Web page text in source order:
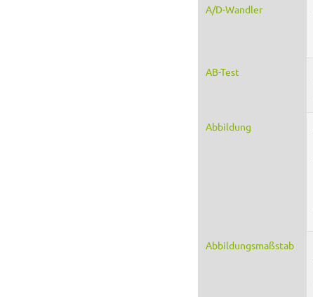
A/D-Wandler
AB-Test
Abbildung
Abbildungsmaßstab